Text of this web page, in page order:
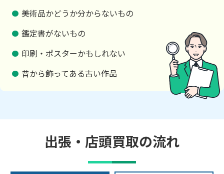
美術品かどうか分からないもの
鑑定書がないもの
印刷・ポスターかもしれない
昔から飾ってある古い作品
出張・店頭買取の流れ